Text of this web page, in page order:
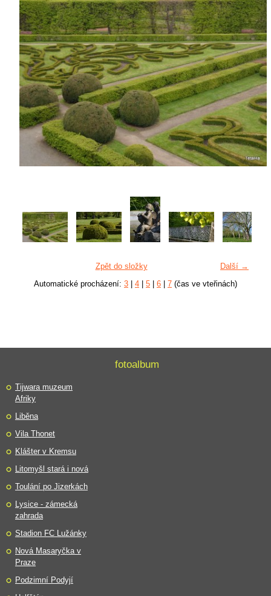
Další →
Zpět do složky
Automatické procházení: 3 4 5 6 7 (čas ve vteřinách)
fotoalbum
Tijwara muzeum
Afriky
Liběna
Vila Thonet
Klášter v Kremsu
Litomyšl stará i nová
Toulání po Jizerkách
Lysice - zámecká
zahrada
Stadion FC Lužánky
Nová Masaryčka v
Praze
Podzimní Podyjí